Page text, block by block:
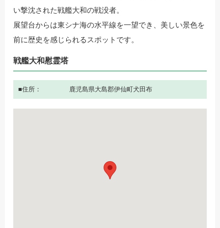
い撃沈された戦艦大和の戦没者。
展望台からは東シナ海の水平線を一望でき、美しい景色を
前に歴史を感じられるスポットです。
戦艦大和慰霊塔
住所 鹿児島県大島郡伊仙町犬田布